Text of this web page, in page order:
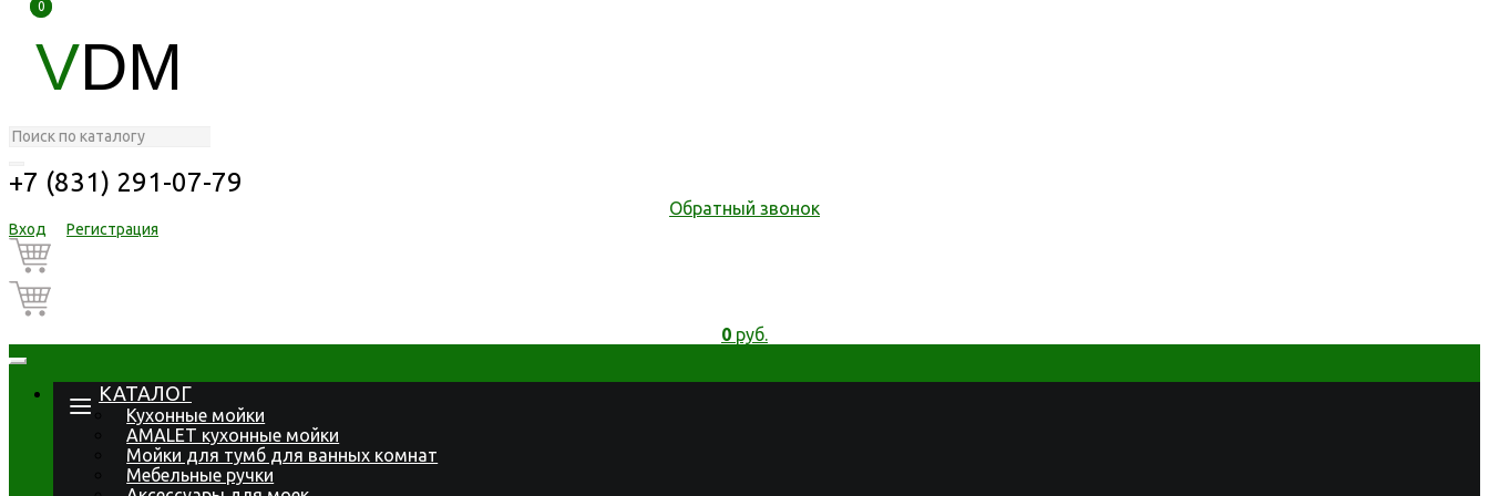
VDM
+7 (831) 291-07-79
Обратный звонок
Вход Регистрация
0
0
0 руб.
КАТАЛОГ
Кухонные мойки
AMALET кухонные мойки
Мойки для тумб для ванных комнат
Мебельные ручки